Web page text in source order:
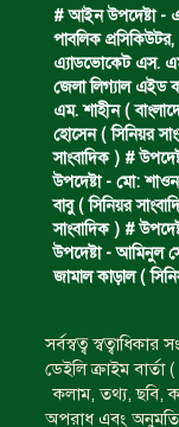
# আইন উপদেষ্টা -
পাবলিক
এ্যাডভোকেট এস.
জেলা লিগ্যাল এইড
এম. শাহীন (
হোসেন ( সিনিয়র
সাংবাদিক ) #
উপদেষ্টা - মো:
বাবু ( সিনিয়র
সাংবাদিক ) #
উপদেষ্টা - আমিনুল
জামাল কাড়াল (
সর্বস্বত্ব
ডেইলি ক্রাইম
কলাম, তথ্য, ছবি,
অপরাধ এবং অনুমতি